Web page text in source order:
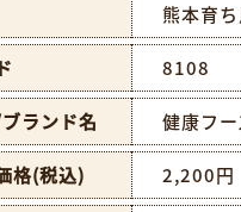
熊本育
8108
ランド名 健康フー
格(税込) 2,200円